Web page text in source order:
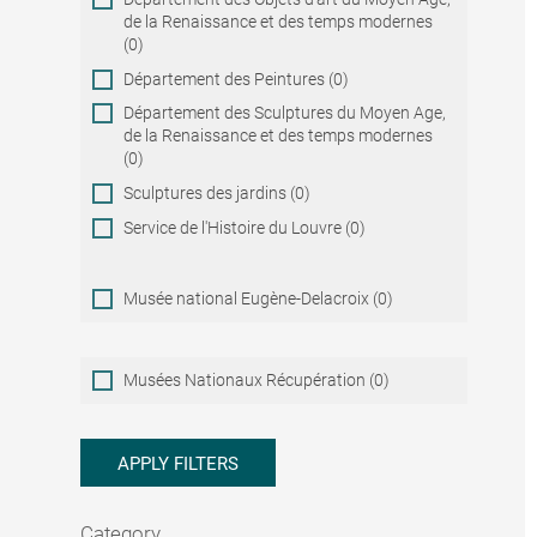
de la Renaissance et des temps modernes
(0)
Département des Peintures (0)
Département des Sculptures du Moyen Age,
de la Renaissance et des temps modernes
(0)
Sculptures des jardins (0)
Service de l'Histoire du Louvre (0)
Musée national Eugène-Delacroix (0)
Musées
Nationaux
Musées Nationaux Récupération (0)
APPLY FILTERS